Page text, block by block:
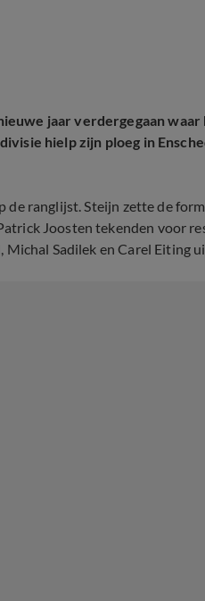
jaar verdergegaan
hielp zijn ploeg in
de ranglijst. Steijn zette de
Joosten tekenden voor
Sadilek en Carel Eiting